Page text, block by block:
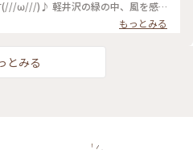
(///ω///)♪ 軽井沢の緑の中、風を感
❤ #かおる #野菜 #オ
#軽井沢 #風 #緑 #カフェ #自
もっとみる
とみる